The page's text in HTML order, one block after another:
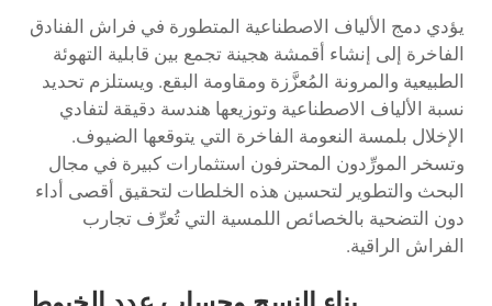
يؤدي دمج الألياف الاصطناعية المتطورة في فراش الفنادق
الفاخرة إلى إنشاء أقمشة هجينة تجمع بين قابلية التهوئة
الطبيعية والمرونة المُعزَّزة ومقاومة البقع. ويستلزم تحديد
نسبة الألياف الاصطناعية وتوزيعها هندسة دقيقة لتفادي
الإخلال بلمسة النعومة الفاخرة التي يتوقعها الضيوف.
وتسخر المورِّدون المحترفون استثمارات كبيرة في مجال
البحث والتطوير لتحسين هذه الخلطات لتحقيق أقصى أداء
دون التضحية بالخصائص اللمسية التي تُعرِّف تجارب
الفراش الراقية.